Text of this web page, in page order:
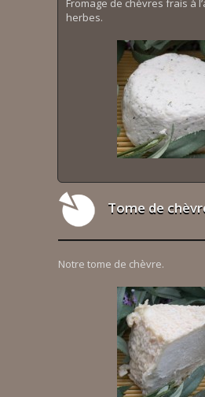
Fromage de chèvres frais à
herbes.
Tome de
Notre tome de chèvre.